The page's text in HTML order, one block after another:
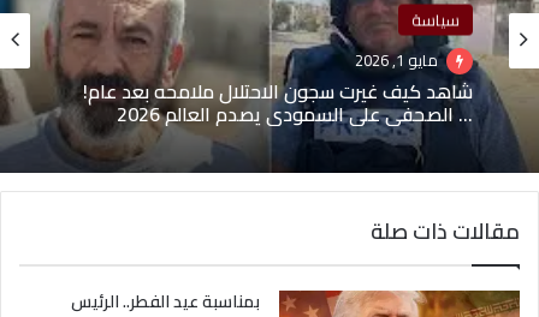
سياسة
مايو 1, 2026
شاهد كيف غيرت سجون الاحتلال ملامحه بعد عام!
… الصحفي علي السمودي يصدم العالم 2026
مقالات ذات صلة
بمناسبة عيد الفطر.. الرئيس